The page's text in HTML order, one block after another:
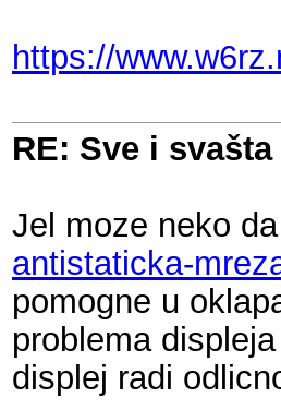
https://
RE: Sve i svašta
Jel moze neko
antistaticka-
pomogne u
problema
displej radi